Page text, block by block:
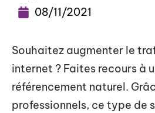
08/11/2021
Souhaitez augmenter le
internet ? Faites recours à
référencement naturel.
professionnels, ce type de